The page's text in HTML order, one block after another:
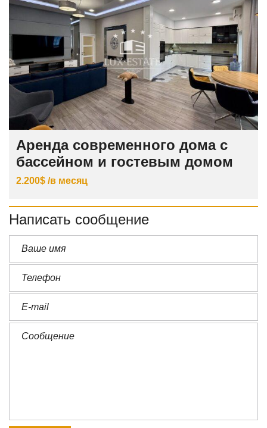
Аренда современного дома с
бассейном и гостевым домом
2.200$ /в месяц
Написать сообщение